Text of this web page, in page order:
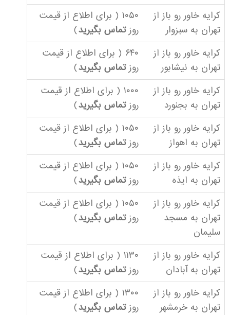
کرایه خاور رو باز از
تهران به سبزوار
۱۰۵۰ ( برای اطلاع از قیمت
روزتماس بگیرید)
کرایه خاور رو باز از
تهران به نیشابور
۶۴۰ ( برای اطلاع از قیمت
روزتماس بگیرید)
کرایه خاور رو باز از
تهران به بجنورد
۱۰۰۰ ( برای اطلاع از قیمت
روزتماس بگیرید)
کرایه خاور رو باز از
تهران به اهواز
۱۰۵۰ ( برای اطلاع از قیمت
روزتماس بگیرید)
کرایه خاور رو باز از
تهران به ایذه
۱۰۵۰ ( برای اطلاع از قیمت
روزتماس بگیرید)
کرایه خاور رو باز از
تهران به مسجد
سلیمان
۱۰۵۰ ( برای اطلاع از قیمت
روزتماس بگیرید)
کرایه خاور رو باز از
تهران به آبادان
۱۱۳۰ ( برای اطلاع از قیمت
روزتماس بگیرید)
کرایه خاور رو باز از
تهران به خرمشهر
۱۳۰۰ ( برای اطلاع از قیمت
روزتماس بگیرید)